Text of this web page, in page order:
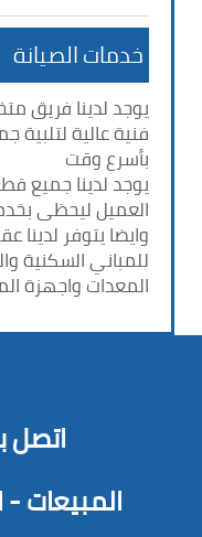
خدمات الصيانة
يوجد لدينا فريق
فنية عالية لتلبية
بأسرع وقت
يوجد لدينا جميع
العميل ليحظى
وايضا يتوفر لدينا
للمباني السكنية
المعدات واجهزة
اتصل
المبيعات